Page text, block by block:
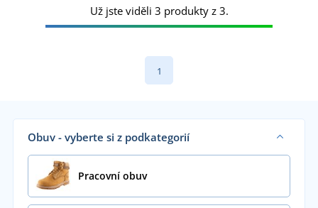
Už jste viděli 3 produkty z 3.
1
Obuv - vyberte si z podkategorií
Pracovní obuv